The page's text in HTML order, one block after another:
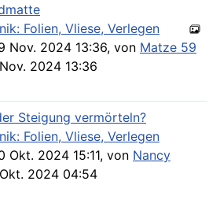
Folien, Vliese, Verlegen
Nov. 2024 13:36, von Matze 59
2024 13:36
Steigung vermörteln?
Folien, Vliese, Verlegen
Okt. 2024 15:11, von Nancy
2024 04:54